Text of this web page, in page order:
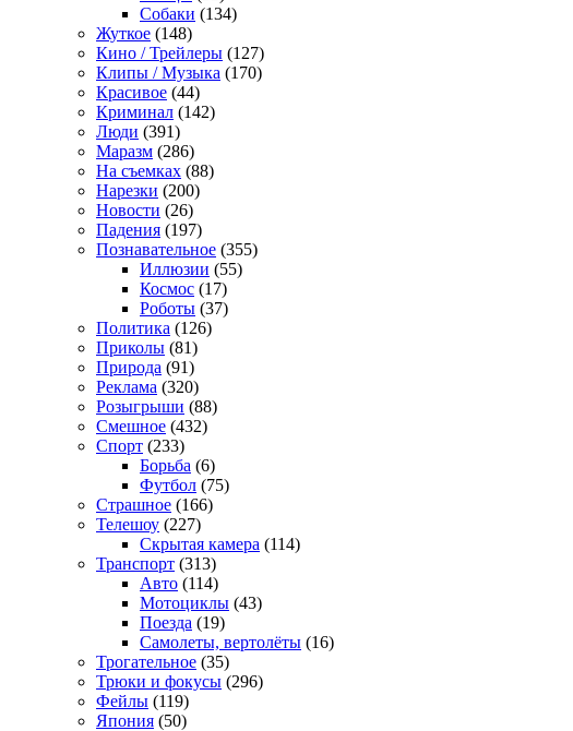
Собаки (134)
Жуткое (148)
Кино / Трейлеры (127)
Клипы / Музыка (170)
Красивое (44)
Криминал (142)
Люди (391)
Маразм (286)
На съемках (88)
Нарезки (200)
Новости (26)
Падения (197)
Познавательное (355)
Иллюзии (55)
Космос (17)
Роботы (37)
Политика (126)
Приколы (81)
Природа (91)
Реклама (320)
Розыгрыши (88)
Смешное (432)
Спорт (233)
Борьба (6)
Футбол (75)
Страшное (166)
Телешоу (227)
Скрытая камера (114)
Транспорт (313)
Авто (114)
Мотоциклы (43)
Поезда (19)
Самолеты, вертолёты (16)
Трогательное (35)
Трюки и фокусы (296)
Фейлы (119)
Япония (50)